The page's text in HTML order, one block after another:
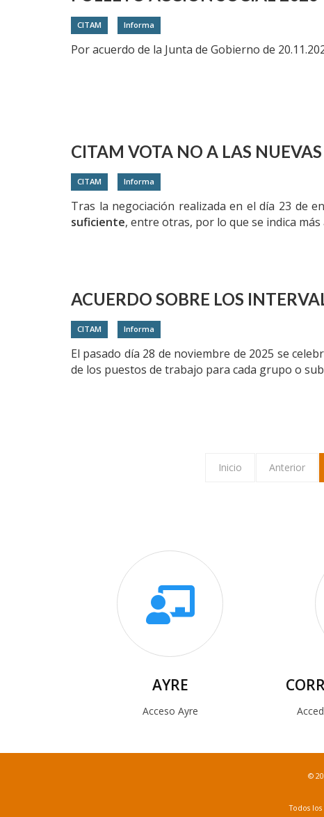
CITAM Informa
Por acuerdo de la Junta de Gobierno de
CITAM VOTA NO A LAS
CITAM Informa
Tras la negociación realizada en el día 23 de
suficiente, entre otras, por lo que se indica
ACUERDO SOBRE LOS
CITAM Informa
El pasado día 28 de noviembre de 2025 se
de los puestos de trabajo para cada grupo o
Inicio Anterior
AYRE
Acceso Ayre
©
Todos